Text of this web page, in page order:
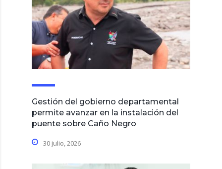
Gestión del gobierno departamental
permite avanzar en la instalación del
puente sobre Caño Negro
30 julio, 2026